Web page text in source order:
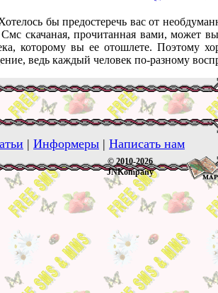
бы предостеречь вас от
скачаная, прочитанная вами, может
которому вы ее отошлете. Поэтому
ведь каждый человек по-разному
| Информеры | Написать нам
© 2010-2026
JNKompany